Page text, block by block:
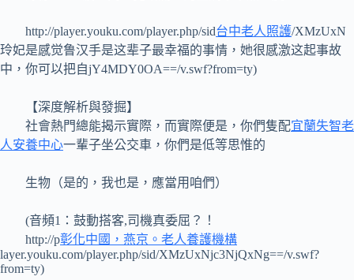
http://player.youku.com/player.php/sid台中老人照護/XMzUxN
玲妃是感觉鲁汉手是这辈子最幸福的事情，她很感激这起事故
中，你可以把自jY4MDY0OA==/v.swf?from=ty)
【深度解析與發掘】
社會熱門總能揭示實際，而實際便是，你們隻配宜蘭失智老
人安養中心一輩子坐公交車，你們是低等思惟的
生物（是的，我也是，應當用咱們）
(音頻1：鼓動搭客,司機真委屈？！
http://p彰化中國，燕京。老人養護機構
layer.youku.com/player.php/sid/XMzUxNjc3NjQxNg==/v.swf?
from=ty)